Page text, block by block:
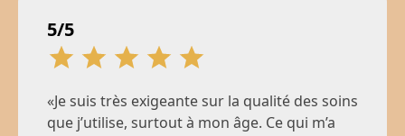
5/5
«Je suis très exigeante sur la qualité des soins
que j’utilise, surtout à mon âge. Ce qui m’a